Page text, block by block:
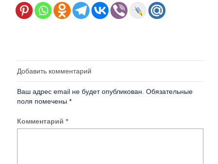
Добавить комментарий
Ваш адрес email не будет опубликован. Обязательные
поля помечены *
Комментарий *